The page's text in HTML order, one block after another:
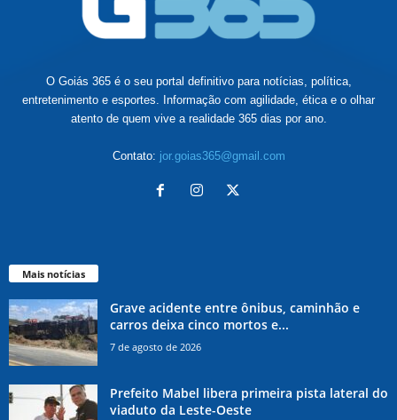
O Goiás 365 é o seu portal definitivo para notícias, política,
entretenimento e esportes. Informação com agilidade, ética e o olhar
atento de quem vive a realidade 365 dias por ano.
Contato: jor.goias365@gmail.com
Mais notícias
Grave acidente entre ônibus, caminhão e
carros deixa cinco mortos e...
7 de agosto de 2026
Prefeito Mabel libera primeira pista lateral do
viaduto da Leste-Oeste